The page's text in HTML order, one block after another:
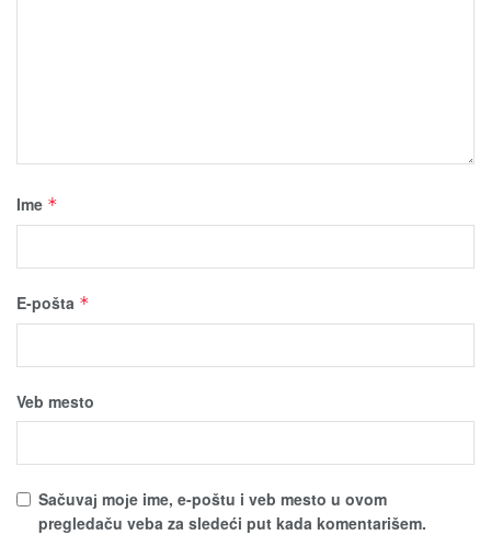
Ime *
E-pošta *
Veb mesto
Sačuvaј moјe ime, e-poštu i veb mesto u ovom
pregledaču veba za sledeći put kada komentarišem.